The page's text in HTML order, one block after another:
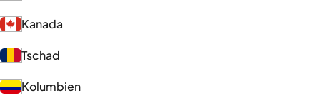
Kanada
Tschad
Kolumbien